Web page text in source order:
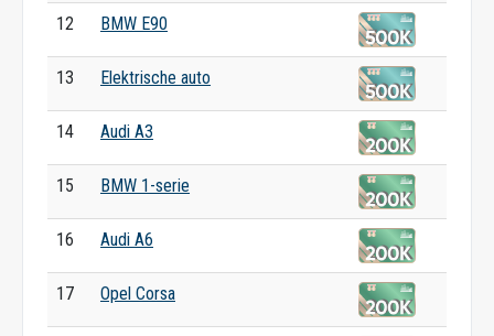
12 BMW E90
13 Elektrische auto
14 Audi A3
15 BMW 1-serie
16 Audi A6
17 Opel Corsa